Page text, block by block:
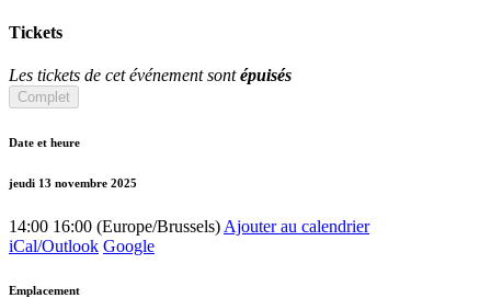
Tickets
Les tickets de cet événement sontépuisés
Complet
Date et heure
jeudi 13 novembre 2025
14:00 16:00 (Europe/Brussels) Ajouter au calendrier
iCal/Outlook Google
Emplacement